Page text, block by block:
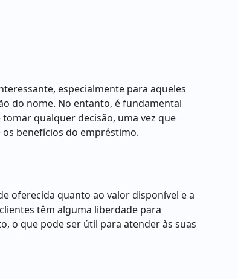
especialmente para aqueles
do nome. No entanto, é fundamental
qualquer decisão, uma vez que
benefícios do empréstimo.
oferecida quanto ao valor disponível e a
têm alguma liberdade para
o que pode ser útil para atender às suas